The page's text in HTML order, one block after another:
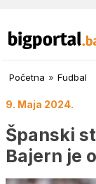
Početna » Fudbal
9. Maja 2024.
Španski
Bajern je